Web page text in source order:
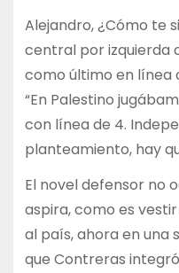
Alejandro, ¿Cómo te
central por izquierda
como último en línea
“En Palestino
con línea de 4.
planteamiento, hay
El novel defensor no
aspira, como es
al país, ahora en una
que Contreras